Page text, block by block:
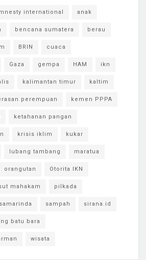
international anak
bencana sumatera berau
BRIN cuaca
Gaza gempa HAM ikn
kalimantan timur kaltim
perempuan kemen PPPA
ketahanan pangan
krisis iklim kukar
lubang tambang maratua
orangutan Otorita IKN
mahakam pilkada
samarinda sampah sirana.id
batu bara
wisata